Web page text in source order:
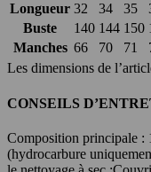
Longueur 32 34 35
Buste
140 144 150
Manches 66 70 71
Les dimensions de
CONSEILS
Composition principale :
(hydrocarbure